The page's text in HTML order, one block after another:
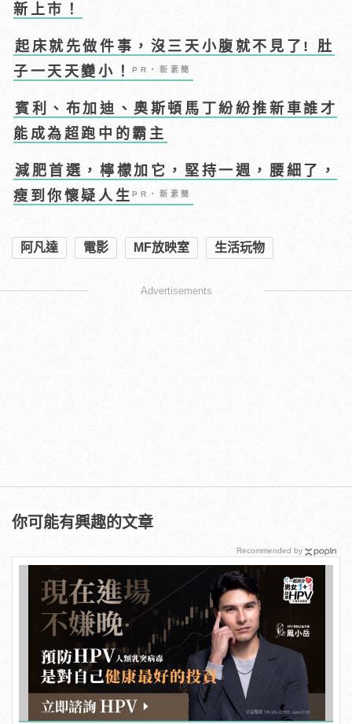
新上市！
起床就先做件事，沒三天小腹就不見了! 肚
子一天天變小！PR・新素簡
賓利、布加迪、奧斯頓馬丁紛紛推新車誰才
能成為超跑中的霸主
減肥首選，檸檬加它，堅持一週，腰細了，
瘦到你懷疑人生PR・新素簡
阿凡達 電影 MF放映室 生活玩物
Advertisements
你可能有興趣的文章
Recommended by